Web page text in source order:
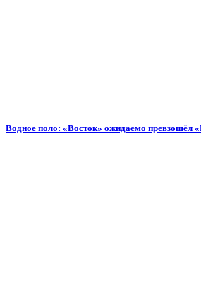
Водное поло: «Восток» ожидаемо превзошёл